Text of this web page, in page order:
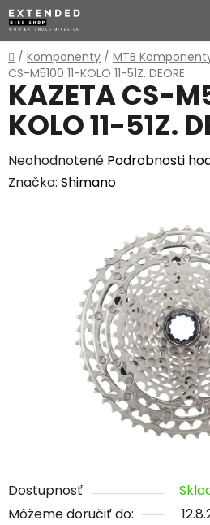
Prejsť
na
obsah
Domov
/ Komponenty / MTB
CS-M5100 11-KOLO 11-51Z. DEORE
Dostupnosť
Môžeme doručiť do:
KAZETA CS-
KOLO 11-51Z.
Priemerné
hodnotenie
hviezdičiek.
Neohodnotené Podrobnosti
Značka: Shimano